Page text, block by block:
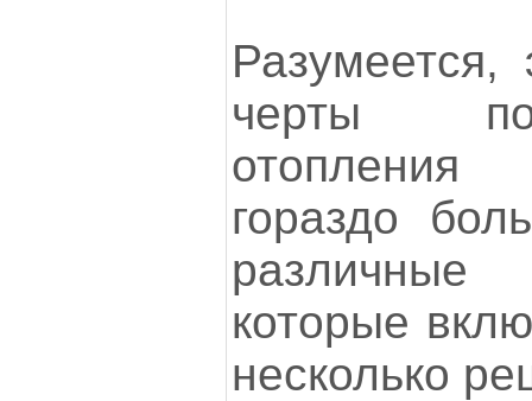
черты по
гораздо
различные
которые
несколько